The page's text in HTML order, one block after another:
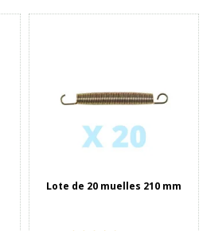
Lote de 20 muelles 210 mm